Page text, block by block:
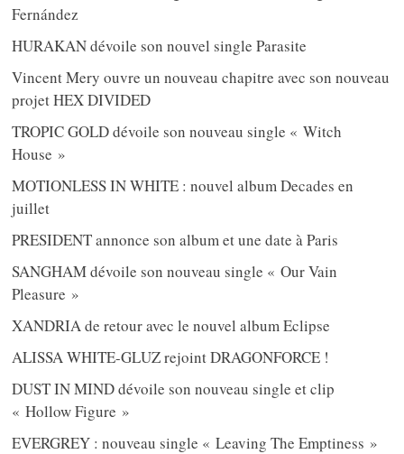
Fernández
HURAKAN dévoile son nouvel single Parasite
Vincent Mery ouvre un nouveau chapitre avec son nouveau
projet HEX DIVIDED
TROPIC GOLD dévoile son nouveau single « Witch
House »
MOTIONLESS IN WHITE : nouvel album Decades en
juillet
PRESIDENT annonce son album et une date à Paris
SANGHAM dévoile son nouveau single « Our Vain
Pleasure »
XANDRIA de retour avec le nouvel album Eclipse
ALISSA WHITE-GLUZ rejoint DRAGONFORCE !
DUST IN MIND dévoile son nouveau single et clip
« Hollow Figure »
EVERGREY : nouveau single « Leaving The Emptiness »